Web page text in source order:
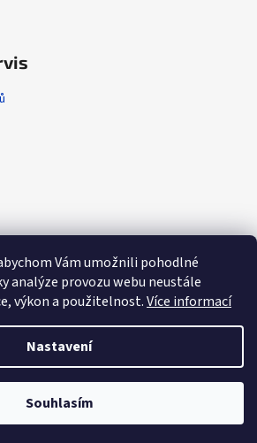
Vám umožnili pohodlné
analýze provozu webu neustále
výkon a použitelnost.Více informací
Nastavení
Souhlasím
alolaCZ
Alola.cz. Všechna práva vyhrazena.